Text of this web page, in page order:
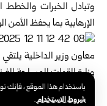
باستخدام هذا الموقع ، فإنك
شروط الاستخدام.
وتبادل الخبرات والخطط
الإرهابية بما يحفظ الأمن